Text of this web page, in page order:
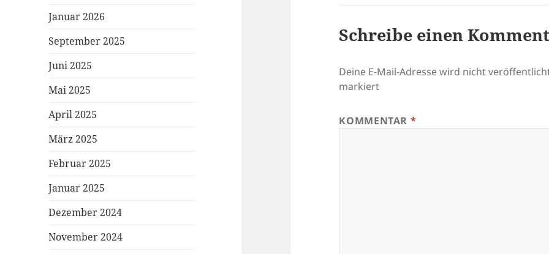
Januar 2026
September 2025
Juni 2025
Mai 2025
April 2025
März 2025
Februar 2025
Januar 2025
Dezember 2024
November 2024
Schreibe einen
Deine E-Mail-Adresse wird nicht
markiert
KOMMENTAR *